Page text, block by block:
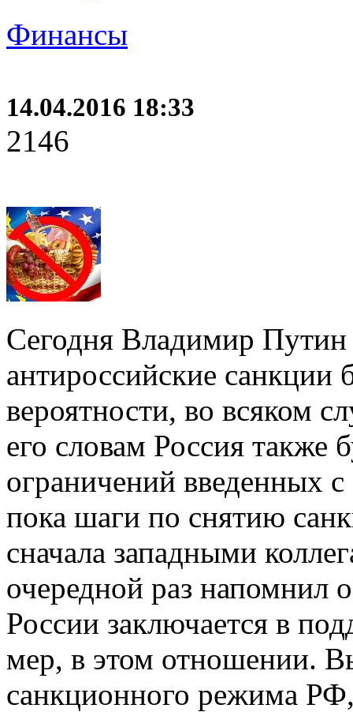
Финансы
14.04.2016 18:33
2146
Сегодня Владимир Путин
антироссийские санкции
вероятности, во всяком
его словам Россия также
ограничений введенных
пока шаги по снятию
сначала западными
очередной раз напомнил
России заключается в
мер, в этом отношении.
санкционного режима